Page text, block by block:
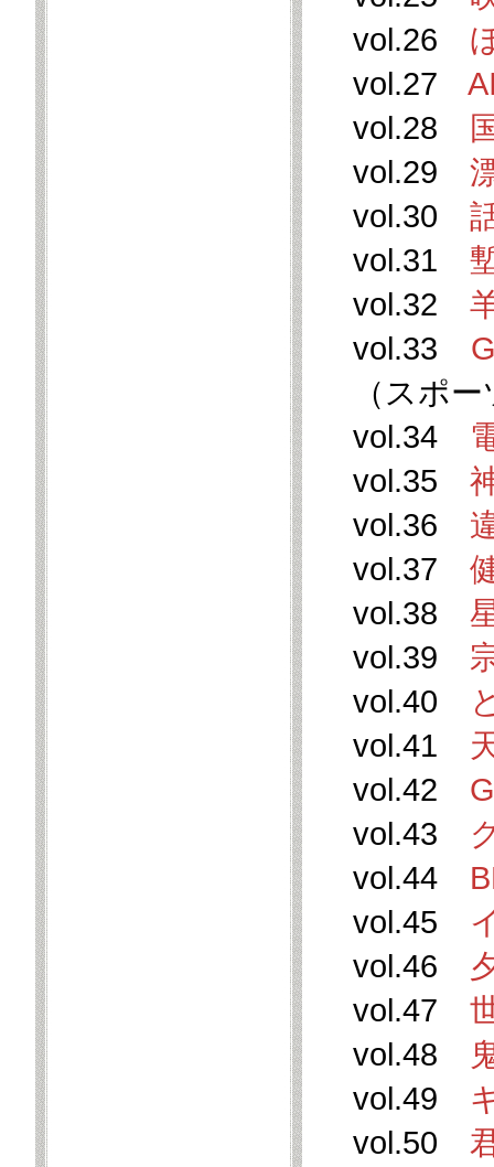
vol.26
vol.27
vol.28
vol.29
vol.30
vol.31
vol.32
vol.33
（スポ
vol.34
vol.35
vol.36
vol.37
vol.38
vol.39
vol.40
vol.41
vol.42
vol.43
vol.44
vol.45
vol.46
vol.47
vol.48
vol.49
vol.50